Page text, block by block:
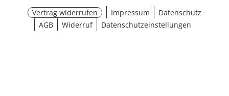
Vertrag widerrufen Impressum
Datenschutz
AGB
Widerruf Datenschutzeinstellungen